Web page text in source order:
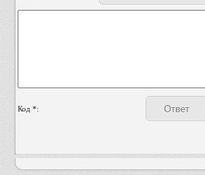
Код *: